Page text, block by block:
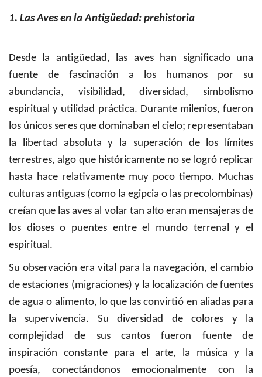
1. Las Aves en la Antigüedad: prehistoria
Desde la antigüedad, las aves han significado una
fuente de fascinación a los humanos por su
abundancia, visibilidad, diversidad, simbolismo
espiritual y utilidad práctica. Durante milenios, fueron
los únicos seres que dominaban el cielo; representaban
la libertad absoluta y la superación de los límites
terrestres, algo que históricamente no se logró replicar
hasta hace relativamente muy poco tiempo. Muchas
culturas antiguas (como la egipcia o las precolombinas)
creían que las aves al volar tan alto eran mensajeras de
los dioses o puentes entre el mundo terrenal y el
espiritual.
Su observación era vital para la navegación, el cambio
de estaciones (migraciones) y la localización de fuentes
de agua o alimento, lo que las convirtió en aliadas para
la supervivencia. Su diversidad de colores y la
complejidad de sus cantos fueron fuente de
inspiración constante para el arte, la música y la
poesía, conectándonos emocionalmente con la